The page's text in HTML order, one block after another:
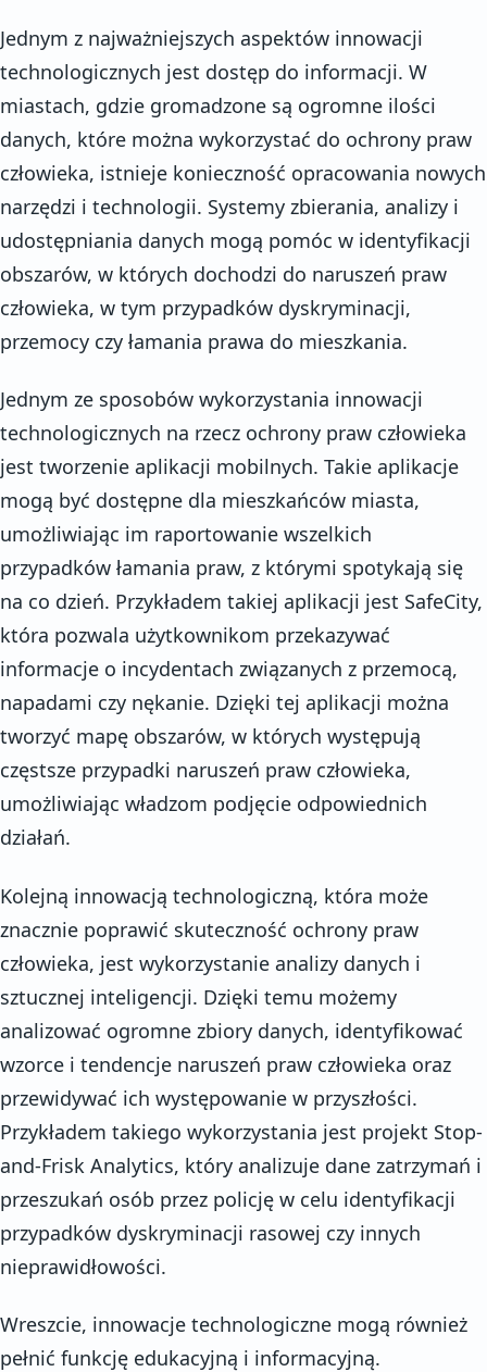
Jednym z najważniejszych aspektów innowacji
technologicznych jest dostęp do informacji. W
miastach, gdzie gromadzone są ogromne ilości
danych, które można wykorzystać do ochrony praw
człowieka, istnieje konieczność opracowania nowych
narzędzi i technologii. Systemy zbierania, analizy i
udostępniania danych mogą pomóc w identyfikacji
obszarów, w których dochodzi do naruszeń praw
człowieka, w tym przypadków dyskryminacji,
przemocy czy łamania prawa do mieszkania.
Jednym ze sposobów wykorzystania innowacji
technologicznych na rzecz ochrony praw człowieka
jest tworzenie aplikacji mobilnych. Takie aplikacje
mogą być dostępne dla mieszkańców miasta,
umożliwiając im raportowanie wszelkich
przypadków łamania praw, z którymi spotykają się
na co dzień. Przykładem takiej aplikacji jest SafeCity,
która pozwala użytkownikom przekazywać
informacje o incydentach związanych z przemocą,
napadami czy nękanie. Dzięki tej aplikacji można
tworzyć mapę obszarów, w których występują
częstsze przypadki naruszeń praw człowieka,
umożliwiając władzom podjęcie odpowiednich
działań.
Kolejną innowacją technologiczną, która może
znacznie poprawić skuteczność ochrony praw
człowieka, jest wykorzystanie analizy danych i
sztucznej inteligencji. Dzięki temu możemy
analizować ogromne zbiory danych, identyfikować
wzorce i tendencje naruszeń praw człowieka oraz
przewidywać ich występowanie w przyszłości.
Przykładem takiego wykorzystania jest projekt Stop-
and-Frisk Analytics, który analizuje dane zatrzymań i
przeszukań osób przez policję w celu identyfikacji
przypadków dyskryminacji rasowej czy innych
nieprawidłowości.
Wreszcie, innowacje technologiczne mogą również
pełnić funkcję edukacyjną i informacyjną.